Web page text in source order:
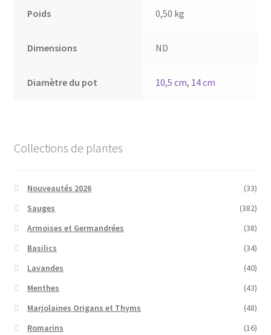
Poids 0,50 kg
Dimensions ND
Diamètre du pot 10,5 cm, 14 cm
Collections de plantes
Nouveautés 2026
(33)
Sauges
(382)
Armoises et Germandrées
(38)
Basilics
(34)
Lavandes
(40)
Menthes
(43)
Marjolaines Origans et Thyms
(48)
Romarins
(16)